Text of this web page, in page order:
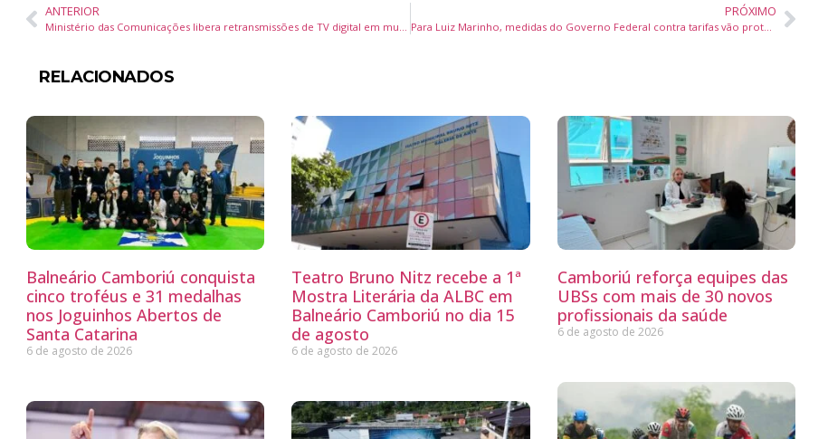
ANTERIOR
Ministério das Comunicações libera retransmissões de TV digital em municípios de MS, RJ e SC
PRÓXIMO
Para Luiz Marinho, medidas do Governo Federal contra tarifas vão proteger empregos e ampliar mercados internacionais
RELACIONADOS
Balneário Camboriú conquista
cinco troféus e 31 medalhas
nos Joguinhos Abertos de
Santa Catarina
6 de agosto de 2026
Teatro Bruno Nitz recebe a 1ª
Mostra Literária da ALBC em
Balneário Camboriú no dia 15
de agosto
6 de agosto de 2026
Camboriú reforça equipes das
UBSs com mais de 30 novos
profissionais da saúde
6 de agosto de 2026